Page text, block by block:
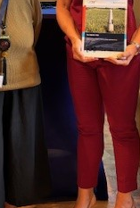
die plaatsvond in